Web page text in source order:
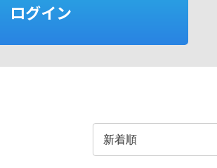
ログイン